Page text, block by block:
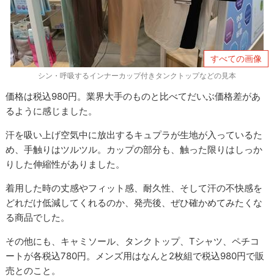
すべての画像
シン・呼吸するインナーカップ付きタンクトップなどの見本
価格は税込980円。業界大手のものと比べてだいぶ価格差があ
るように感じました。
汗を吸い上げ空気中に放出するキュプラが生地が入っているた
め、手触りはツルツル。カップの部分も、触った限りはしっか
りした伸縮性がありました。
着用した時の丈感やフィット感、耐久性、そして汗の不快感を
どれだけ低減してくれるのか、発売後、ぜひ確かめてみたくな
る商品でした。
その他にも、キャミソール、タンクトップ、Tシャツ、ペチコ
ートが各税込780円。メンズ用はなんと2枚組で税込980円で販
売とのこと。